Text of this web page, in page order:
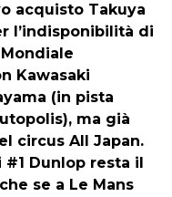
acquisto Takuya
l’indisponibilità di
Kawasaki
(in pista
ma già
circus All Japan.
Dunlop resta il
se a Le Mans